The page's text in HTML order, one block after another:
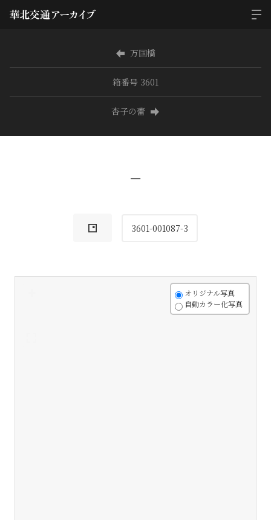
万国橋
箱番号 3601
杏子の蕾
−
3601-001087-3
オリジナル写真
自動カラー化写真